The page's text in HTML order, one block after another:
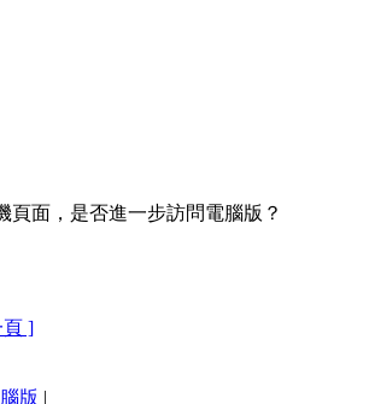
頁面，是否進一步訪問電腦版？
頁 ]
版 |